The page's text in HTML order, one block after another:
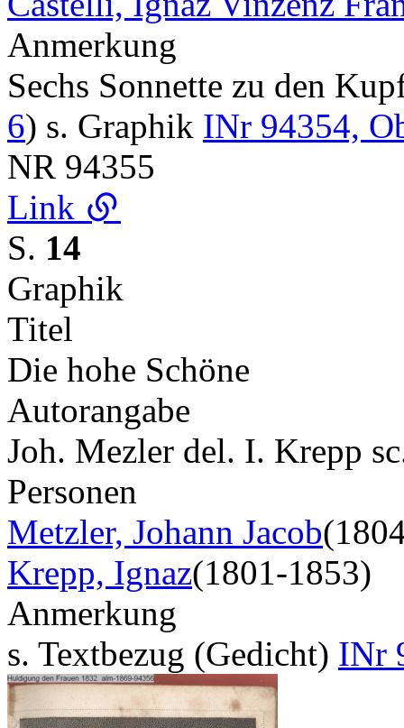
Anmerkung
Sechs Sonnette zu den
6) s. Graphik INr 94354,
NR 94355
Link
S. 14
Graphik
Titel
Die hohe Schöne
Autorangabe
Joh. Mezler del. I. Krepp
Personen
Metzler, Johann Jacob
Krepp, Ignaz(1801-1853)
Anmerkung
s. Textbezug (Gedicht) INr